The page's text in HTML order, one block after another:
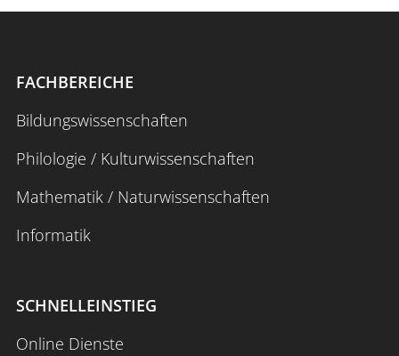
FACHBEREICHE
Bildungswissenschaften
Philologie / Kulturwissenschaften
Mathematik / Naturwissenschaften
Informatik
SCHNELLEINSTIEG
Online Dienste